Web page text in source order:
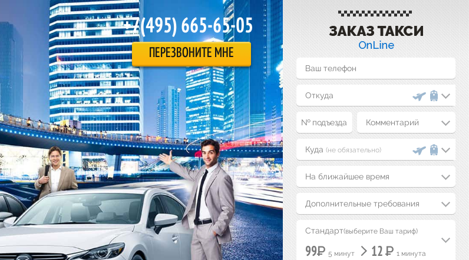
Комментарий
(не обязательно)
На ближайшее время
Дополнительные требования
Стандарт(выберите Ваш тариф)
99Р 5 минут 12 Р 1 минута
+7(495) 665-65-05
ПЕРЕЗВОНИТЕ МНЕ